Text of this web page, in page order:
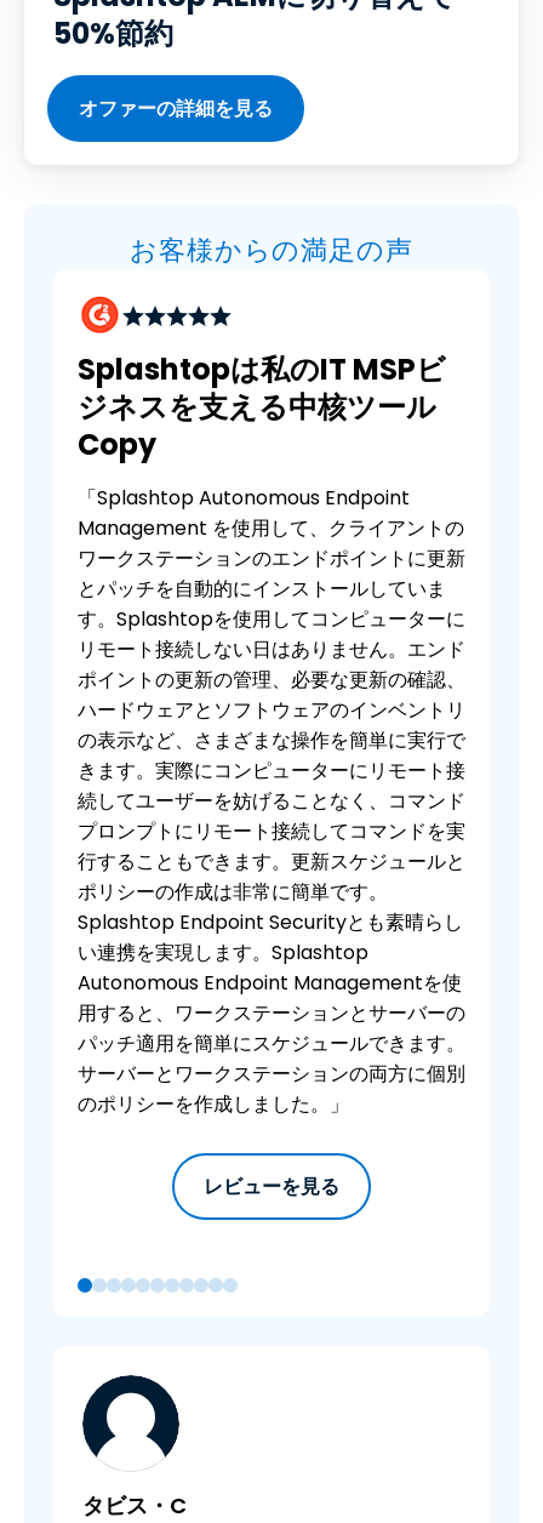
50%節約
オファーの詳細を見る
お客様からの満足の声
Splashtopは私のIT MSPビ
ジネスを支える中核ツール
Copy
「Splashtop Autonomous Endpoint
Management を使用して、クライアントの
ワークステーションのエンドポイントに更新
とパッチを自動的にインストールしていま
す。Splashtopを使用してコンピューターに
リモート接続しない日はありません。エンド
ポイントの更新の管理、必要な更新の確認、
ハードウェアとソフトウェアのインベントリ
の表示など、さまざまな操作を簡単に実行で
きます。実際にコンピューターにリモート接
続してユーザーを妨げることなく、コマンド
プロンプトにリモート接続してコマンドを実
行することもできます。更新スケジュールと
ポリシーの作成は非常に簡単です。
Splashtop Endpoint Securityとも素晴らし
い連携を実現します。Splashtop
Autonomous Endpoint Managementを使
用すると、ワークステーションとサーバーの
パッチ適用を簡単にスケジュールできます。
サーバーとワークステーションの両方に個別
のポリシーを作成しました。」
レビューを見る
タビス・C